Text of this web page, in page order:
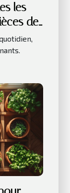
les
de